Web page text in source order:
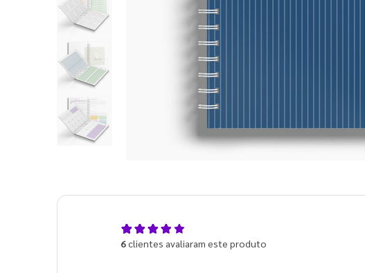
6clientes avaliaram este produto